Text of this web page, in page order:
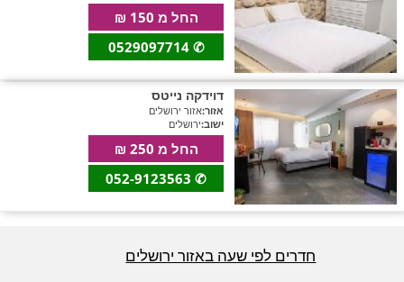
החל מ 150 ₪
✆
0529097714
דוידקה נייטס
אזור:אזור ירושלים
ישוב:ירושלים
החל מ 250 ₪
✆
חדרים לפי שעה באזור ירושלים